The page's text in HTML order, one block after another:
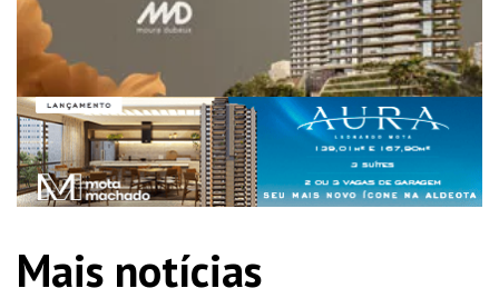
Mais notícias